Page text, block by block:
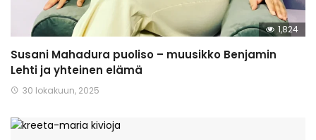
1,824
Susani Mahadura puoliso – muusikko Benjamin
Lehti ja yhteinen elämä
30 lokakuun, 2025